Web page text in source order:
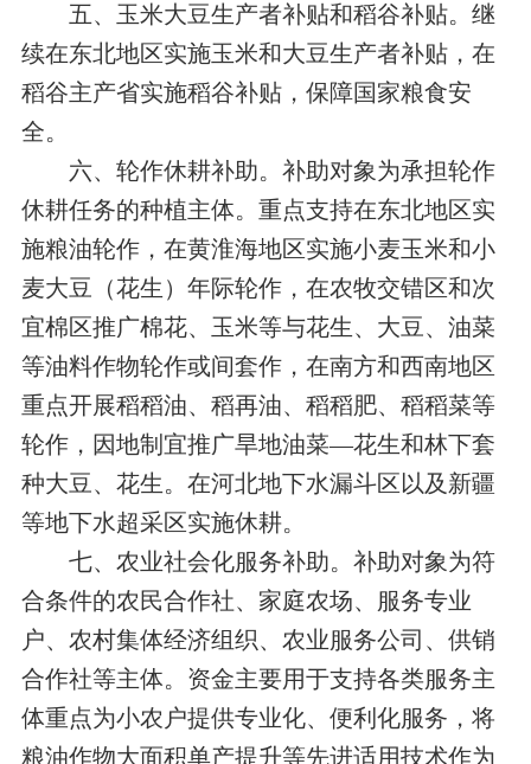
五、玉米大豆生产者补贴和稻谷补贴。继
续在东北地区实施玉米和大豆生产者补贴，在
稻谷主产省实施稻谷补贴，保障国家粮食安
全。
六、轮作休耕补助。补助对象为承担轮作
休耕任务的种植主体。重点支持在东北地区实
施粮油轮作，在黄淮海地区实施小麦玉米和小
麦大豆（花生）年际轮作，在农牧交错区和次
宜棉区推广棉花、玉米等与花生、大豆、油菜
等油料作物轮作或间套作，在南方和西南地区
重点开展稻稻油、稻再油、稻稻肥、稻稻菜等
轮作，因地制宜推广旱地油菜—花生和林下套
种大豆、花生。在河北地下水漏斗区以及新疆
等地下水超采区实施休耕。
七、农业社会化服务补助。补助对象为符
合条件的农民合作社、家庭农场、服务专业
户、农村集体经济组织、农业服务公司、供销
合作社等主体。资金主要用于支持各类服务主
体重点为小农户提供专业化、便利化服务，将
粮油作物大面积单产提升等先进适用技术作为